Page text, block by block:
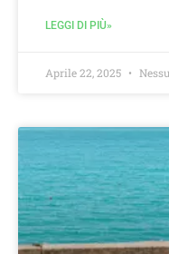
LEGGI DI PIÙ»
Aprile 22, 2025